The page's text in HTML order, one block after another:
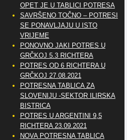
OPET JE U TABLICI POTRESA
SAVRŠENO TOČNO – POTRESI
SE PONAVLJAJU U ISTO
VRIJEME
PONOVNO JAKI POTRES U
GRČKOJ 5.3 RICHTERA
POTRES OD 6 RICHTERA U
GRČKOJ 27.08.2021
POTRESNA TABLICA ZA
SLOVENIJU -SEKTOR ILIRSKA
BISTRICA
POTRES U ARGENTINI 9,5
RICHTERA 23.09.2021
NOVA POTRESNA TABLICA